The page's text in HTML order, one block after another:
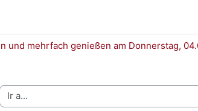
mehrfach genießen am Donnerstag,
Ir a...